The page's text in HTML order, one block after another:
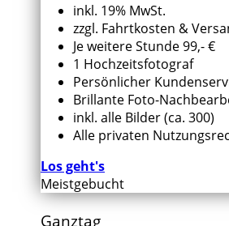
inkl. 19% MwSt.
zzgl. Fahrtkosten &
Je weitere Stunde 99,- €
1 Hochzeitsfotograf
Persönlicher
Brillante Foto-
inkl. alle Bilder (ca. 300)
Alle privaten
Los geht's
Meistgebucht
Ganztag